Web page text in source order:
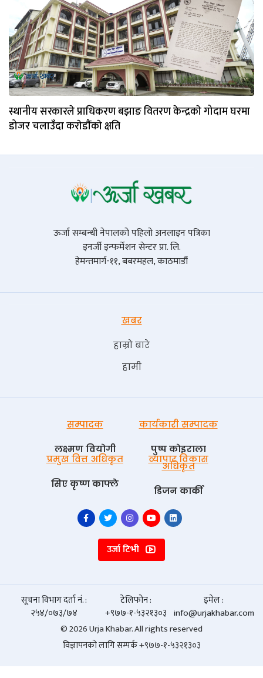
स्थानीय सरकारले प्राधिकरण बझाङ वितरण केन्द्रकाे गोदाम घरमा
डोजर चलाउँदा कराेडाैंकाे क्षति
ऊर्जा सम्बन्धी नेपालको पहिलो अनलाइन पत्रिका
इनर्जी इन्फर्मेशन सेन्टर प्रा. लि.
हेमन्तमार्ग-११, बबरमहल, काठमाडौं
खबर
हाम्रो बारे
हामी
सम्पादक
लक्ष्मण वियोगी
कार्यकारी सम्पादक
पुष्प काेइराला
प्रमुख वित्त अधिकृत
सिए कृष्ण काफ्ले
व्यापार विकास
अधिकृत
डिजन कार्की
उर्जा टिभी
सूचना विभाग दर्ता नं. :
२५४/०७३/७४
टेलिफोन :
+९७७-१-५३२१३०३
इमेल :
info@urjakhabar.com
© 2026 Urja Khabar. All rights reserved
विज्ञापनको लागि सम्पर्क +९७७-१-५३२१३०३